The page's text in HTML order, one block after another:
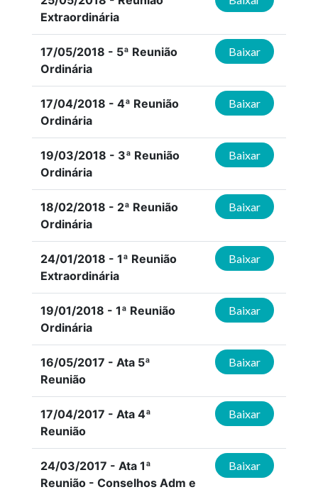
Extraordinária
17/05/2018 - 5ª Reunião
Ordinária
Baixar
17/04/2018 - 4ª Reunião
Ordinária
Baixar
19/03/2018 - 3ª Reunião
Ordinária
Baixar
18/02/2018 - 2ª Reunião
Ordinária
Baixar
24/01/2018 - 1ª Reunião
Extraordinária
Baixar
19/01/2018 - 1ª Reunião
Ordinária
Baixar
16/05/2017 - Ata 5ª
Reunião
Baixar
17/04/2017 - Ata 4ª
Reunião
Baixar
24/03/2017 - Ata 1ª
Reunião - Conselhos Adm e
Baixar